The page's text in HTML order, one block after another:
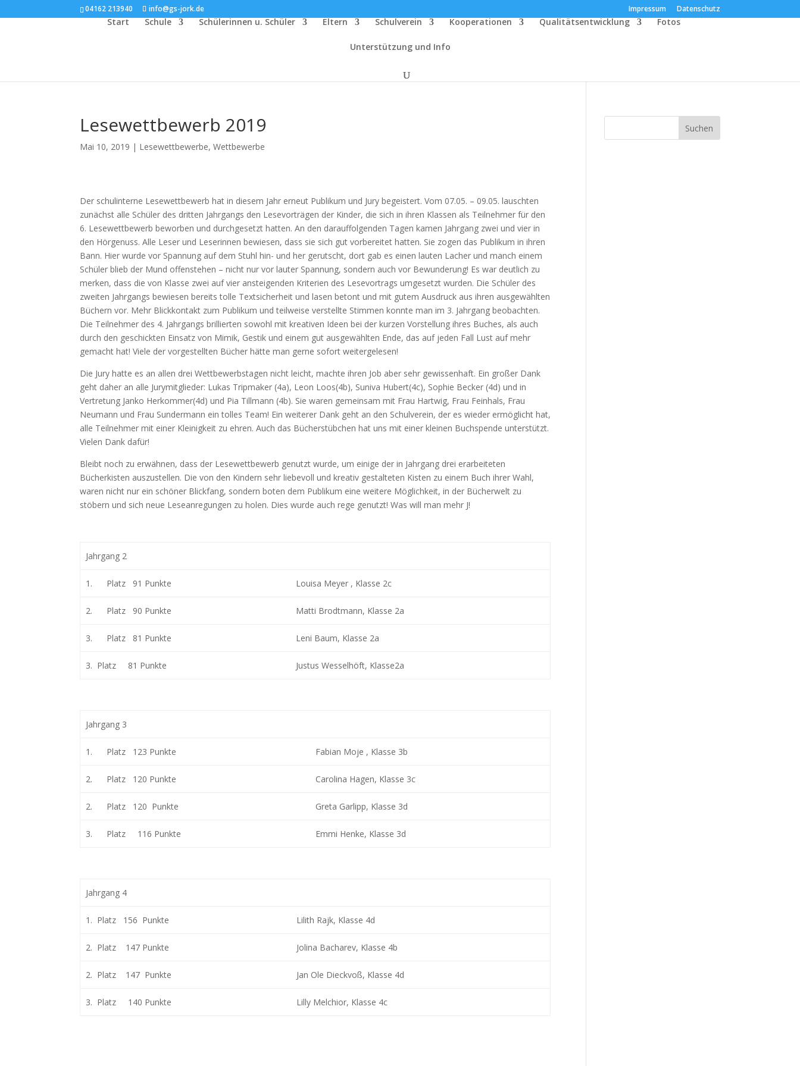
04162 213940 info@gs-jork.de Impressum Datenschutz
Start Schule Schülerinnen u. Schüler Eltern Schulverein Kooperationen Qualitätsentwicklung Fotos
Unterstützung und Info
Lesewettbewerb 2019
Mai 10, 2019 | Lesewettbewerbe,Wettbewerbe
Der schulinterne Lesewettbewerb hat in diesem Jahr erneut Publikum und Jury begeistert. Vom 07.05. – 09.05. lauschten
zunächst alle Schüler des dritten Jahrgangs den Lesevorträgen der Kinder, die sich in ihren Klassen als Teilnehmer für den
6. Lesewettbewerb beworben und durchgesetzt hatten. An den darauffolgenden Tagen kamen Jahrgang zwei und vier in
den Hörgenuss. Alle Leser und Leserinnen bewiesen, dass sie sich gut vorbereitet hatten. Sie zogen das Publikum in ihren
Bann. Hier wurde vor Spannung auf dem Stuhl hin- und her gerutscht, dort gab es einen lauten Lacher und manch einem
Schüler blieb der Mund offenstehen – nicht nur vor lauter Spannung, sondern auch vor Bewunderung! Es war deutlich zu
merken, dass die von Klasse zwei auf vier ansteigenden Kriterien des Lesevortrags umgesetzt wurden. Die Schüler des
zweiten Jahrgangs bewiesen bereits tolle Textsicherheit und lasen betont und mit gutem Ausdruck aus ihren ausgewählten
Büchern vor. Mehr Blickkontakt zum Publikum und teilweise verstellte Stimmen konnte man im 3. Jahrgang beobachten.
Die Teilnehmer des 4. Jahrgangs brillierten sowohl mit kreativen Ideen bei der kurzen Vorstellung ihres Buches, als auch
durch den geschickten Einsatz von Mimik, Gestik und einem gut ausgewählten Ende, das auf jeden Fall Lust auf mehr
gemacht hat! Viele der vorgestellten Bücher hätte man gerne sofort weitergelesen!
Die Jury hatte es an allen drei Wettbewerbstagen nicht leicht, machte ihren Job aber sehr gewissenhaft. Ein großer Dank
geht daher an alle Jurymitglieder: Lukas Tripmaker (4a), Leon Loos(4b), Suniva Hubert(4c), Sophie Becker (4d) und in
Vertretung Janko Herkommer(4d) und Pia Tillmann (4b). Sie waren gemeinsam mit Frau Hartwig, Frau Feinhals, Frau
Neumann und Frau Sundermann ein tolles Team! Ein weiterer Dank geht an den Schulverein, der es wieder ermöglicht hat,
alle Teilnehmer mit einer Kleinigkeit zu ehren. Auch das Bücherstübchen hat uns mit einer kleinen Buchspende unterstützt.
Vielen Dank dafür!
Bleibt noch zu erwähnen, dass der Lesewettbewerb genutzt wurde, um einige der in Jahrgang drei erarbeiteten
Bücherkisten auszustellen. Die von den Kindern sehr liebevoll und kreativ gestalteten Kisten zu einem Buch ihrer Wahl,
waren nicht nur ein schöner Blickfang, sondern boten dem Publikum eine weitere Möglichkeit, in der Bücherwelt zu
stöbern und sich neue Leseanregungen zu holen. Dies wurde auch rege genutzt! Was will man mehr J!
Jahrgang 2
1. Platz 91 Punkte Louisa Meyer , Klasse 2c
2. Platz 90 Punkte Matti Brodtmann, Klasse 2a
3. Platz 81 Punkte Leni Baum, Klasse 2a
3. Platz 81 Punkte Justus Wesselhöft, Klasse2a
Jahrgang 3
1. Platz 123 Punkte Fabian Moje , Klasse 3b
2. Platz 120 Punkte Carolina Hagen, Klasse 3c
2. Platz 120 Punkte Greta Garlipp, Klasse 3d
3. Platz 116 Punkte Emmi Henke, Klasse 3d
Jahrgang 4
1. Platz 156 Punkte Lilith Rajk, Klasse 4d
2. Platz 147 Punkte Jolina Bacharev, Klasse 4b
2. Platz 147 Punkte Jan Ole Dieckvoß, Klasse 4d
3. Platz 140 Punkte Lilly Melchior, Klasse 4c